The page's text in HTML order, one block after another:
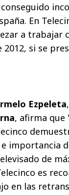
En
a trabajar
2012, si se
Ezpeleta
, afirma que
importancia
de
es
en las